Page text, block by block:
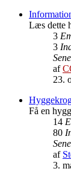
Læs dette
3
3
af
23.
Få en
14
80
af
3.